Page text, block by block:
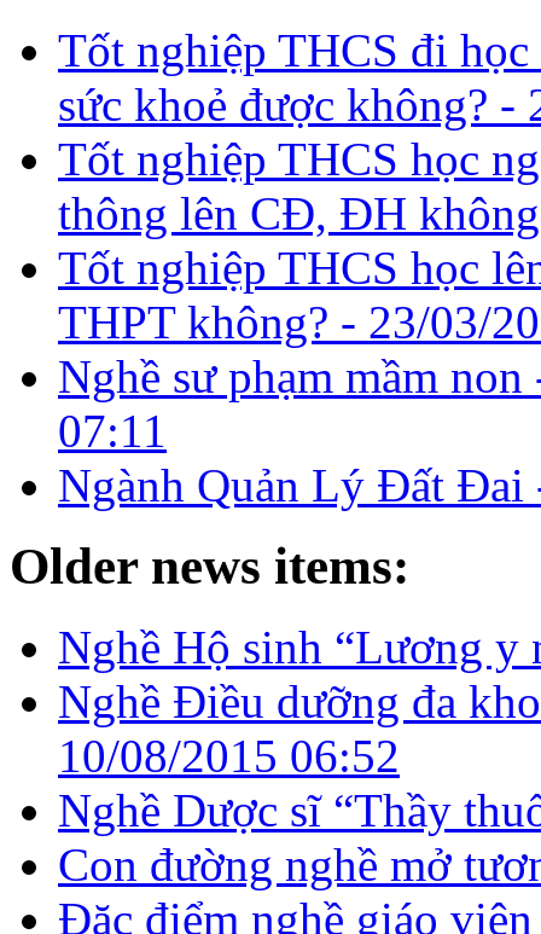
Tốt nghiệp THCS đi học
sức khoẻ được không? -
Tốt nghiệp THCS học
thông lên CĐ, ĐH
Tốt nghiệp THCS học
THPT không? - 23/03/
Nghề sư phạm mầm
07:11
Ngành Quản Lý Đất
Older news items:
Nghề Hộ sinh “Lương y
Nghề Điều dưỡng đa
10/08/2015 06:52
Nghề Dược sĩ “Thầy
Con đường nghề mở
Đặc điểm nghề giáo